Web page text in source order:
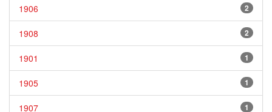
2
1906
2
1908
1
1901
1
1905
1
1907